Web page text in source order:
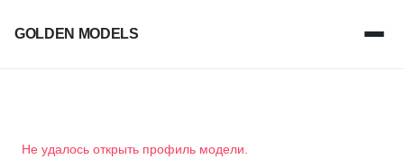
GOLDEN MODELS
Не удалось открыть профиль модели.